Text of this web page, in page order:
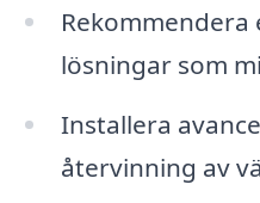
lösningar som
Installera
återvinning av